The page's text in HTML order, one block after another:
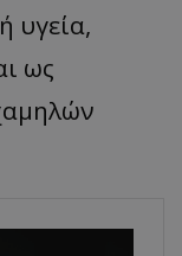
υγεία,
ως